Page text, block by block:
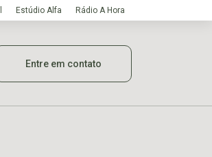
Estúdio Alfa Rádio A Hora
Entre em contato